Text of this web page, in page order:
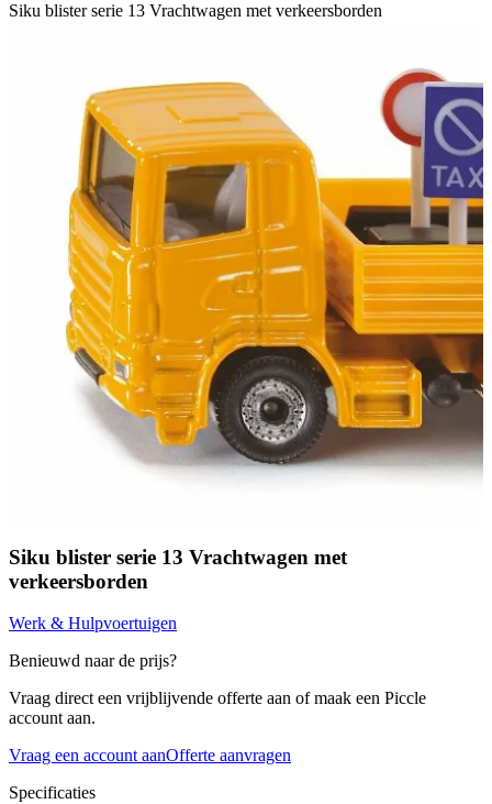
Siku blister serie 13 Vrachtwagen met verkeersborden
Siku blister serie 13 Vrachtwagen met
verkeersborden
Werk & Hulpvoertuigen
Benieuwd naar de prijs?
Vraag direct een vrijblijvende offerte aan of maak een Piccle
account aan.
Vraag een account aanOfferte aanvragen
Specificaties